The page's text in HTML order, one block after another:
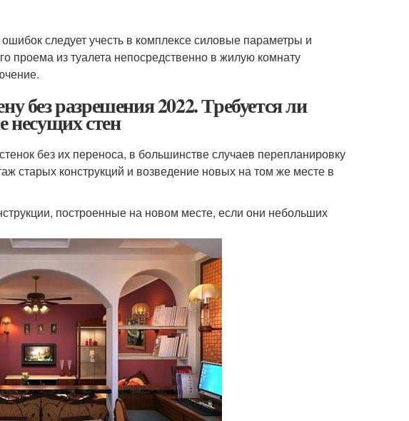
следует учесть в комплексе силовые параметры и
проема из туалета непосредственно в жилую комнату
без разрешения 2022. Требуется ли
несущих стен
без их переноса, в большинстве случаев перепланировку
старых конструкций и возведение новых на том же месте в
построенные на новом месте, если они небольших